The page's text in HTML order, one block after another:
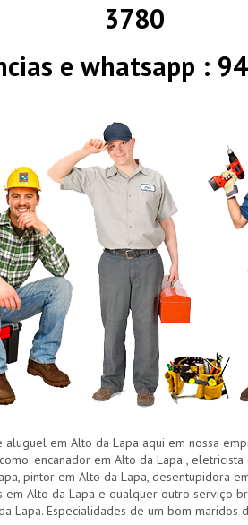
3780
e whatsapp :
em Alto da Lapa aqui em nossa
encanador em Alto da Lapa ,
pintor em Alto da Lapa, desentupidora
em Alto da Lapa e qualquer outro serviço
Lapa. Especialidades de um bom maridos